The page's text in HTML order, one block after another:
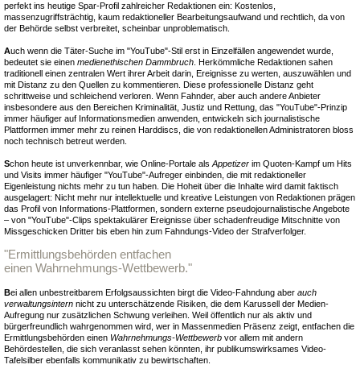
perfekt ins heutige Spar-Profil zahlreicher Redaktionen ein: Kostenlos,
massenzugriffsträchtig, kaum redaktioneller Bearbeitungsaufwand und rechtlich, da von
der Behörde selbst verbreitet, scheinbar unproblematisch.
Auch wenn die Täter-Suche im "YouTube"-Stil erst in Einzelfällen angewendet wurde,
bedeutet sie einen medienethischen Dammbruch . Herkömmliche Redaktionen sahen
traditionell einen zentralen Wert ihrer Arbeit darin, Ereignisse zu werten, auszuwählen und
mit Distanz zu den Quellen zu kommentieren. Diese professionelle Distanz geht
schrittweise und schleichend verloren. Wenn Fahnder, aber auch andere Anbieter
insbesondere aus den Bereichen Kriminalität, Justiz und Rettung, das "YouTube"-Prinzip
immer häufiger auf Informationsmedien anwenden, entwickeln sich journalistische
Plattformen immer mehr zu reinen Harddiscs, die von redaktionellen Administratoren bloss
noch technisch betreut werden.
Schon heute ist unverkennbar, wie Online-Portale als Appetizer im Quoten-Kampf um Hits
und Visits immer häufiger "YouTube"-Aufreger einbinden, die mit redaktioneller
Eigenleistung nichts mehr zu tun haben. Die Hoheit über die Inhalte wird damit faktisch
ausgelagert: Nicht mehr nur intellektuelle und kreative Leistungen von Redaktionen prägen
das Profil von Informations-Plattformen, sondern externe pseudojournalistische Angebote
– von "YouTube"-Clips spektakulärer Ereignisse über schadenfreudige Mitschnitte von
Missgeschicken Dritter bis eben hin zum Fahndungs-Video der Strafverfolger.
"Ermittlungsbehörden entfachen
einen Wahrnehmungs-Wettbewerb."
Bei allen unbestreitbarem Erfolgsaussichten birgt die Video-Fahndung aber auch
verwaltungsintern nicht zu unterschätzende Risiken, die dem Karussell der Medien-
Aufregung nur zusätzlichen Schwung verleihen. Weil öffentlich nur als aktiv und
bürgerfreundlich wahrgenommen wird, wer in Massenmedien Präsenz zeigt, entfachen die
Ermittlungsbehörden einen Wahrnehmungs-Wettbewerb vor allem mit andern
Behördestellen, die sich veranlasst sehen könnten, ihr publikumswirksames Video-
Tafelsilber ebenfalls kommunikativ zu bewirtschaften.